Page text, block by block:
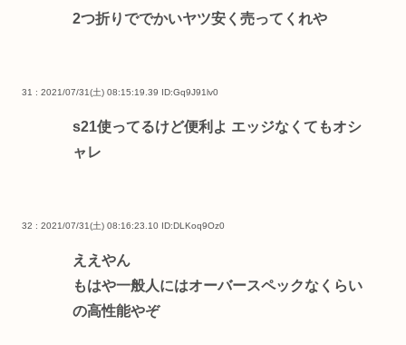
2つ折りででかいヤツ安く売ってくれや
31 : 2021/07/31(土) 08:15:19.39 ID:Gq9J91lv0
s21使ってるけど便利よ エッジなくてもオシ
ャレ
32 : 2021/07/31(土) 08:16:23.10 ID:DLKoq9Oz0
ええやん
もはや一般人にはオーバースペックなくらい
の高性能やぞ